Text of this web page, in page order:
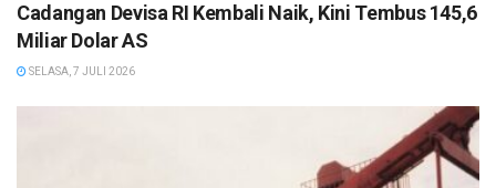
Cadangan Devisa RI Kembali Naik, Kini Tembus 145,6
Miliar Dolar AS
SELASA, 7 JULI 2026